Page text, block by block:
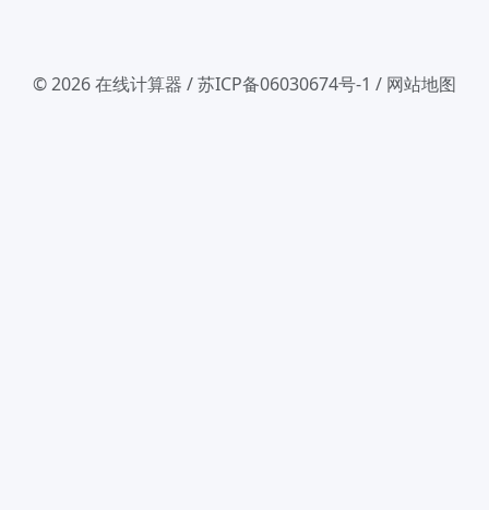
© 2026在线计算器 /苏ICP备06030674号-1 / 网站地图